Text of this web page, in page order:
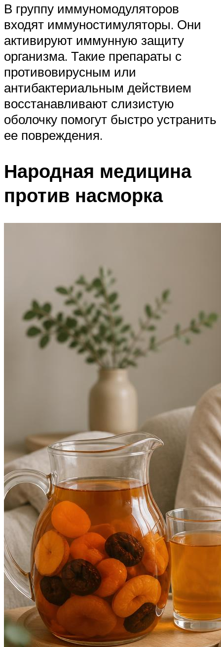
В группу иммуномодуляторов
входят иммуностимуляторы. Они
активируют иммунную защиту
организма. Такие препараты с
противовирусным или
антибактериальным действием
восстанавливают слизистую
оболочку помогут быстро устранить
ее повреждения.
Народная медицина
против насморка